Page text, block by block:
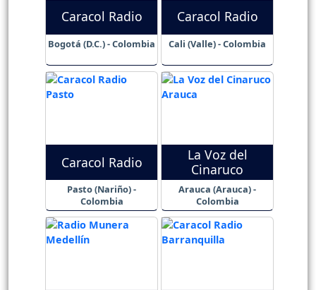
Caracol Radio
Bogotá (D.C.) - Colombia
Caracol Radio
Cali (Valle) - Colombia
Caracol Radio
Pasto (Nariño) -
Colombia
La Voz del
Cinaruco
Arauca (Arauca) -
Colombia